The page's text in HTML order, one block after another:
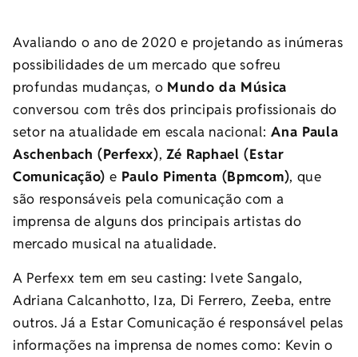
Avaliando o ano de 2020 e projetando as inúmeras
possibilidades de um mercado que sofreu
profundas mudanças, o Mundo da Música
conversou com três dos principais profissionais do
setor na atualidade em escala nacional: Ana Paula
Aschenbach (Perfexx), Zé Raphael (Estar
Comunicação) e Paulo Pimenta (Bpmcom), que
são responsáveis pela comunicação com a
imprensa de alguns dos principais artistas do
mercado musical na atualidade.
A Perfexx tem em seu casting: Ivete Sangalo,
Adriana Calcanhotto, Iza, Di Ferrero, Zeeba, entre
outros. Já a Estar Comunicação é responsável pelas
informações na imprensa de nomes como: Kevin o